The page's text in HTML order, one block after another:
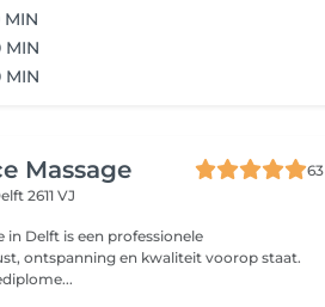
MIN
MIN
Massage
63
2611 VJ
in Delft is een professionele
ontspanning en kwaliteit voorop staat.